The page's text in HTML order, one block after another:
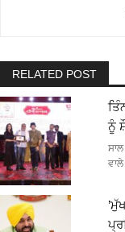
RELATED POST
ਨੂੰ